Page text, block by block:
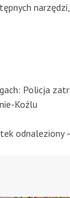
Policja
Koźlu
odnaleziony